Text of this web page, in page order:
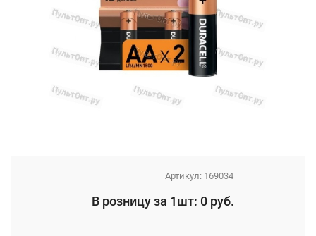
Артикул: 169034
В розницу за 1шт: 0 руб.